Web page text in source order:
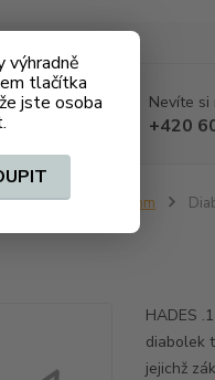
výhradně
tlačítka
jste osoba
Nevíte si
+420
a broky 4,5 mm
HADES
diabolek
jejichž